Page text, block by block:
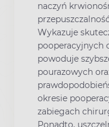
naczyń
Wykazuje
pooperacyjnych
powoduje
pourazowych
okresie
zabiegach
Ponadto,